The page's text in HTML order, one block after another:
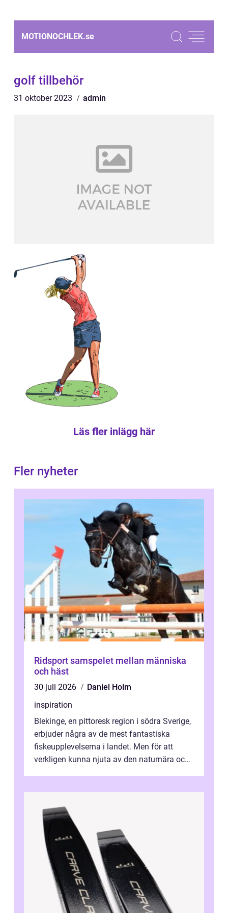
MOTIONOCHLEK.se
golf tillbehör
31 oktober 2023 admin
Läs fler inlägg här
Fler nyheter
Ridsport samspelet mellan människa
och häst
30 juli 2026
Daniel Holm
inspiration
Blekinge, en pittoresk region i södra Sverige,
erbjuder några av de mest fantastiska
fiskeupplevelserna i landet. Men för att
verkligen kunna njuta av den naturnära och